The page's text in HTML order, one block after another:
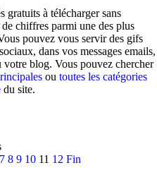
gratuits à télécharger sans
chiffres parmi une des plus
pouvez vous servir des gifs
dans vos messages emails,
blog. Vous pouvez chercher
ou toutes les catégories
du site.
7 8 9 10 11 12 Fin